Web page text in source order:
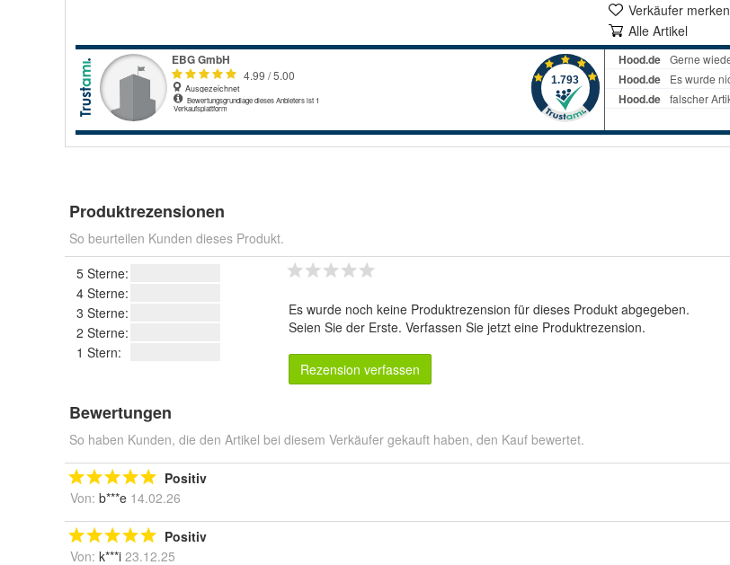
Verkäufer merken
Alle Artikel
Produktrezensionen
So beurteilen Kunden dieses Produkt.
5 Sterne:
4 Sterne:
3 Sterne:
2 Sterne:
1 Stern:
Es wurde noch keine Produktrezension für dieses Produkt abgegeben.
Seien Sie der Erste. Verfassen Sie jetzt eine Produktrezension.
Rezension verfassen
Bewertungen
So haben Kunden, die den Artikel bei diesem Verkäufer gekauft haben, den Kauf bewertet.
Positiv
Von: b***e 14.02.26
Positiv
Von: k***i 23.12.25